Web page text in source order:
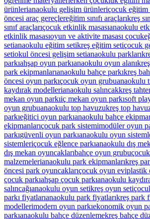
ürünlerianaokulu gelişim ürünleriçocuk eğitim
öncesi araç gereçlereğitim sınıfı araçlarıkreş
sınıf araçlarıçocuk etkinlik masasıanaokulu
etkinlik masasıoyun ve aktivite masası çocuk
setianaokulu eğitim setikreş eğitim setiçocuk
setiokul öncesi gelişim setianaokulu parkları
parkıahşap oyun parkıanaokulu oyun alanı
park ekipmanlarıanaokulu bahçe parkıkreş
öncesi oyun parkıçocuk oyun grubuanaokulu
kaydırak modellerianaokulu salıncakkreş
mekan oyun parkıiç mekan oyun parkısoft
oyun grubuanaokulu top havuzukreş top
parkıeğitici oyun parkıanaokulu bahçe
ekipmanlarıçocuk park sistemimodüler oyun
parkıgüvenli oyun parkıanaokulu oyun
sistemleriçocuk eğlence parkıanaokulu dış
dış mekan oyuncaklarıbahçe oyun grubu
malzemelerianaokulu park ekipmanlarıkreş
öncesi park oyuncaklarıçocuk oyun eviplastik
çocuk parkıahşap çocuk parkıanaokulu
salıncağıanaokulu oyun setikreş oyun seti
parkı fiyatlarıanaokulu park fiyatlarıkreş park
modellerimodern oyun parkıekonomik oyun
parkıanaokulu bahçe düzenlemekreş bahçe